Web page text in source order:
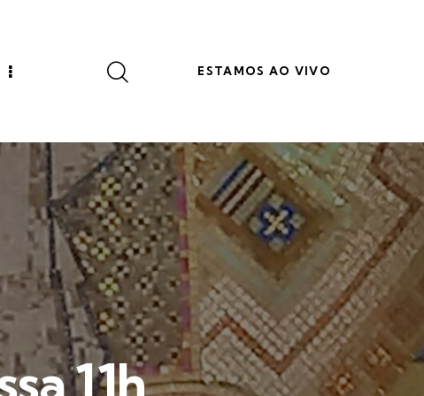
ESTAMOS AO VIVO
11h